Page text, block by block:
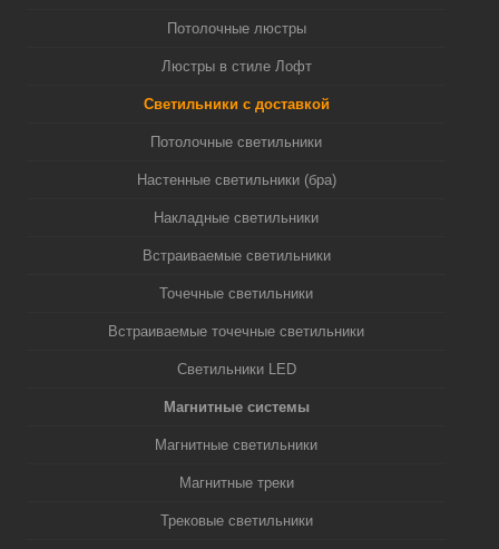
Потолочные люстры
Люстры в стиле Лофт
Светильники с доставкой
Потолочные светильники
Настенные светильники (бра)
Накладные светильники
Встраиваемые светильники
Точечные светильники
Встраиваемые точечные светильники
Светильники LED
Магнитные системы
Магнитные светильники
Магнитные треки
Трековые светильники